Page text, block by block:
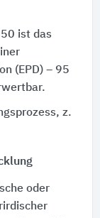
ist das
(EPD) – 95
z.
oder